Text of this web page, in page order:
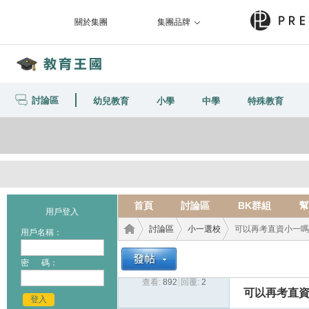
關於集團 集團品牌
討論區 幼兒教育 小學 中學 特殊教育
用戶登入
用戶名稱：
密 碼：
登入
首頁 討論區 BK群組
討論區
›
小一選校 可以再考直資小一
查看: 892 回覆: 2
可以再考直